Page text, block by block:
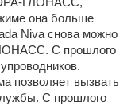
она больше
Niva снова можно
С прошлого
позволяет вызвать
С прошлого